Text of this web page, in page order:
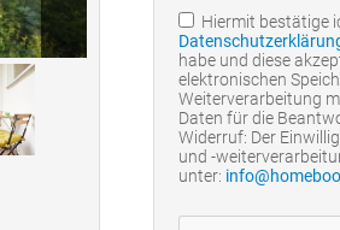
Hiermit bestätige
habe und diese
elektronischen
Weiterverarbeitung
Daten für die
Widerruf: Der
und -
unter: